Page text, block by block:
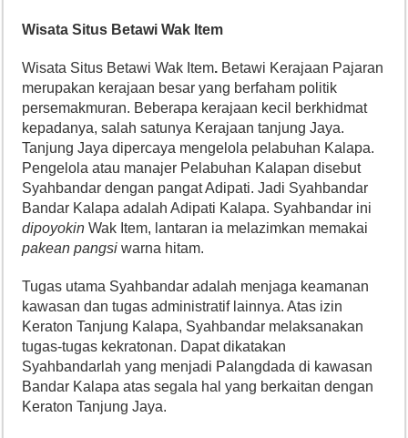
Wisata Situs Betawi Wak Item
Wisata Situs Betawi Wak Item. Betawi Kerajaan Pajaran
merupakan kerajaan besar yang berfaham politik
persemakmuran. Beberapa kerajaan kecil berkhidmat
kepadanya, salah satunya Kerajaan tanjung Jaya.
Tanjung Jaya dipercaya mengelola pelabuhan Kalapa.
Pengelola atau manajer Pelabuhan Kalapan disebut
Syahbandar dengan pangat Adipati. Jadi Syahbandar
Bandar Kalapa adalah Adipati Kalapa. Syahbandar ini
dipoyokin Wak Item, lantaran ia melazimkan memakai
pakean pangsi warna hitam.
Tugas utama Syahbandar adalah menjaga keamanan
kawasan dan tugas administratif lainnya. Atas izin
Keraton Tanjung Kalapa, Syahbandar melaksanakan
tugas-tugas kekratonan. Dapat dikatakan
Syahbandarlah yang menjadi Palangdada di kawasan
Bandar Kalapa atas segala hal yang berkaitan dengan
Keraton Tanjung Jaya.